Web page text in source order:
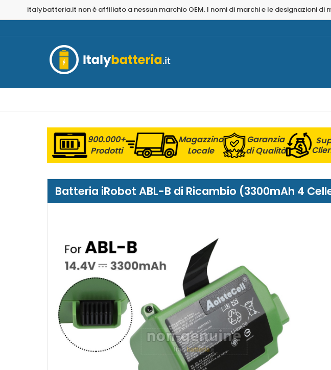
italybatteria.it non è affiliato a nessun marchio OEM. I nomi di marchi e le designazioni
900.000+
Prodotti
Magazzino
Locale
Garanzia
di Qualità
Batteria iRobot ABL-B di Ricambio (3300mAh 4